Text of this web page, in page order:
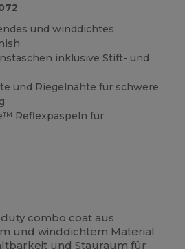
und winddichtes
inklusive Stift- und
und Riegelnähte für schwere
Reflexpaspeln für
combo coat aus
und winddichtem Material
und Stauraum für